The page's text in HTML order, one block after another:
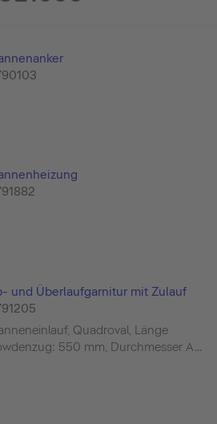
und Überlaufgarnitur mit Zulauf
Quadroval, Länge
550 mm, Durchmesser A...